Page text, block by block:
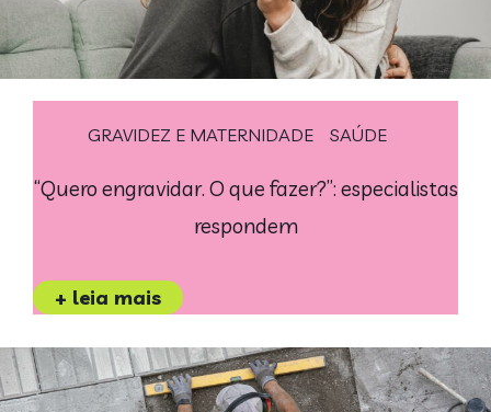
GRAVIDEZ E MATERNIDADE SAÚDE
“Quero engravidar. O que fazer?”: especialistas
respondem
+ leia mais